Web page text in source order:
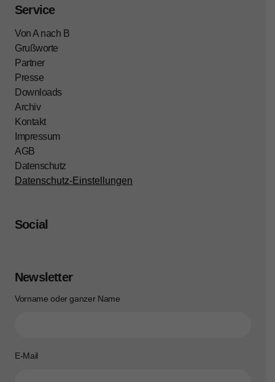
Service
Von A nach B
Grußworte
Partner
Presse
Downloads
Archiv
Kontakt
Impressum
AGB
Datenschutz
Datenschutz-Einstellungen
Social
Newsletter
Vorname oder ganzer Name
E-Mail